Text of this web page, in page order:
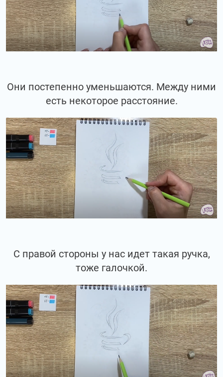
Они постепенно уменьшаются. Между ними
есть некоторое расстояние.
С правой стороны у нас идет такая ручка,
тоже галочкой.